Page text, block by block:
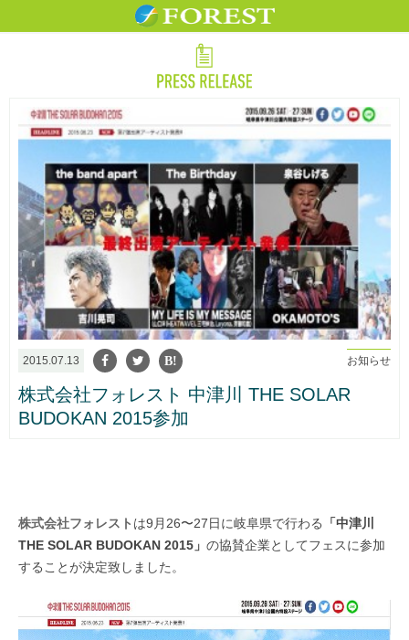
2015.07.13 お知らせ
株式会社フォレスト 中津川 THE SOLAR
BUDOKAN 2015参加
株式会社フォレスト は9月26〜27日に岐阜県で行わる
「中津川
THE SOLAR BUDOKAN 2015」 の協賛企業としてフェスに参加
することが決定致しました。